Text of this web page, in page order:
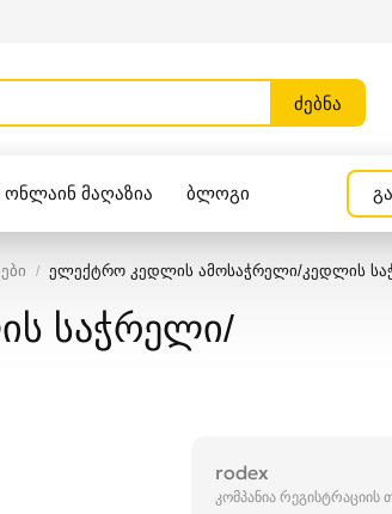
ონლაინ მაღაზია ბლოგი
ელექტრო კედლის ამოსაჭრელი/კედლის
საჭრელი/
rodex
კომპანია რეგისტრაციის